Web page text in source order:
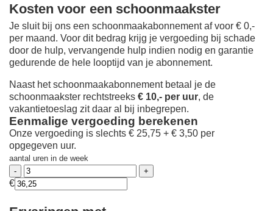
Kosten voor een schoonmaakster
Je sluit bij ons een schoonmaakabonnement af voor € 0,-
per maand. Voor dit bedrag krijg je vergoeding bij schade
door de hulp, vervangende hulp indien nodig en garantie
gedurende de hele looptijd van je abonnement.
Naast het schoonmaakabonnement betaal je de
schoonmaakster rechtstreeks € 10,- per uur, de
vakantietoeslag zit daar al bij inbegrepen.
Eenmalige vergoeding berekenen
Onze vergoeding is slechts € 25,75 + € 3,50 per
opgegeven uur.
aantal uren in de week
€